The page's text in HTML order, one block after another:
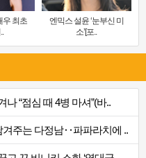
엔믹스 설윤 ‘눈부신 미
소’[포..
“점심 때 4병 마셔”(바..
겨주는 다정남‥파파라치에 ..